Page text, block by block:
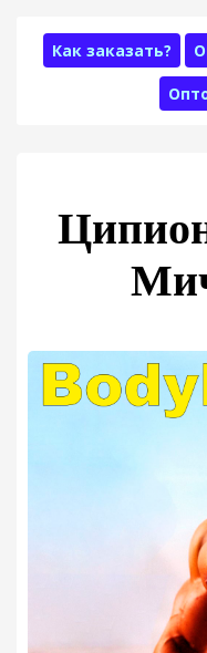
Как заказать?